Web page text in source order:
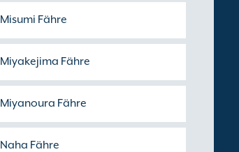
Misumi Fähre
Miyakejima Fähre
Miyanoura Fähre
Naha Fähre